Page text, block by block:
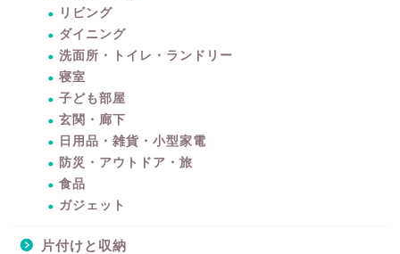
リビング
ダイニング
洗面所・トイレ・ランドリー
寝室
子ども部屋
玄関・廊下
日用品・雑貨・小型家電
防災・アウトドア・旅
食品
ガジェット
片付けと収納